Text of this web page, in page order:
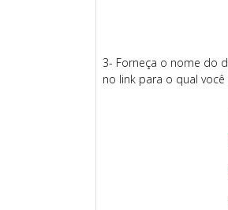
3- Forneça o nome do
no link para o qual